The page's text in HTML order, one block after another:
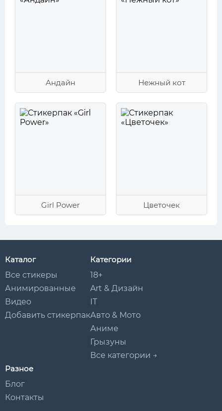
Андайн Нежный кот
Girl Power Цветочек
Каталог
Все стикеры
Анимированные
Видео
Добавить стикерпак
Категории
18+
Art & Дизайн
IT
Авто & Мото
Аниме
Грызуны
Все категории →
Разное
Блог
Контакты